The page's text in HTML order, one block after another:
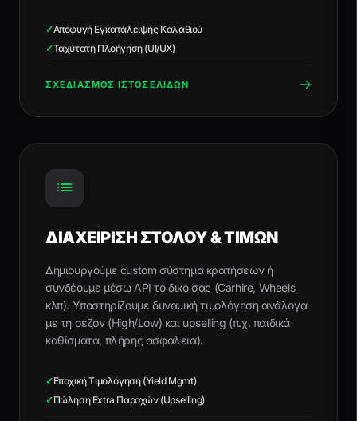
✓Αποφυγή Εγκατάλειψης Καλαθιού
✓Ταχύτατη Πλοήγηση (UI/UX)
ΣΧΕΔΙΑΣΜΟΣ ΙΣΤΟΣΕΛΙΔΩΝ
ΔΙΑΧΕΙΡΙΣΗ ΣΤΟΛΟΥ & ΤΙΜΩΝ
Δημιουργούμε custom σύστημα κρατήσεων ή
συνδέουμε μέσω API το δικό σας (Carhire, Wheels
κλπ). Υποστηρίζουμε δυναμική τιμολόγηση ανάλογα
με τη σεζόν (High/Low) και upselling (π.χ. παιδικά
καθίσματα, πλήρης ασφάλεια).
✓Εποχική Τιμολόγηση (Yield Mgmt)
✓Πώληση Extra Παροχών (Upselling)